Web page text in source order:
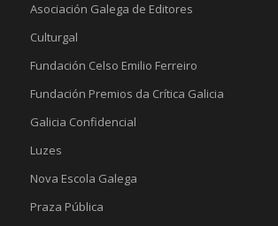
Asociación Galega de Editores
Culturgal
Fundación Celso Emilio Ferreiro
Fundación Premios da Crítica Galicia
Galicia Confidencial
Luzes
Nova Escola Galega
Praza Pública